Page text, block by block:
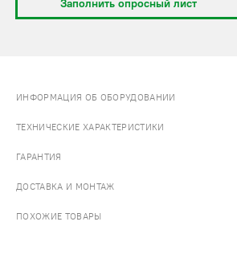
Заполнить опросный лист
ИНФОРМАЦИЯ ОБ ОБОРУДОВАНИИ
ТЕХНИЧЕСКИЕ ХАРАКТЕРИСТИКИ
ГАРАНТИЯ
ДОСТАВКА И МОНТАЖ
ПОХОЖИЕ ТОВАРЫ